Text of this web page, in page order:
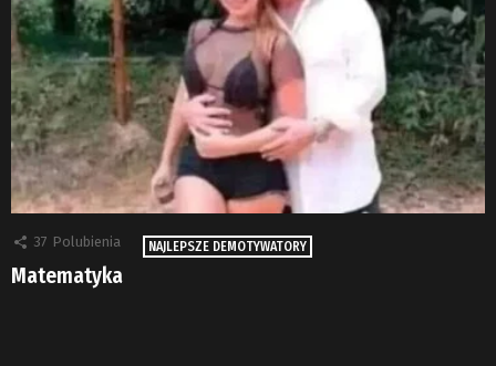
37 Polubienia NAJLEPSZE DEMOTYWATORY
Matematyka